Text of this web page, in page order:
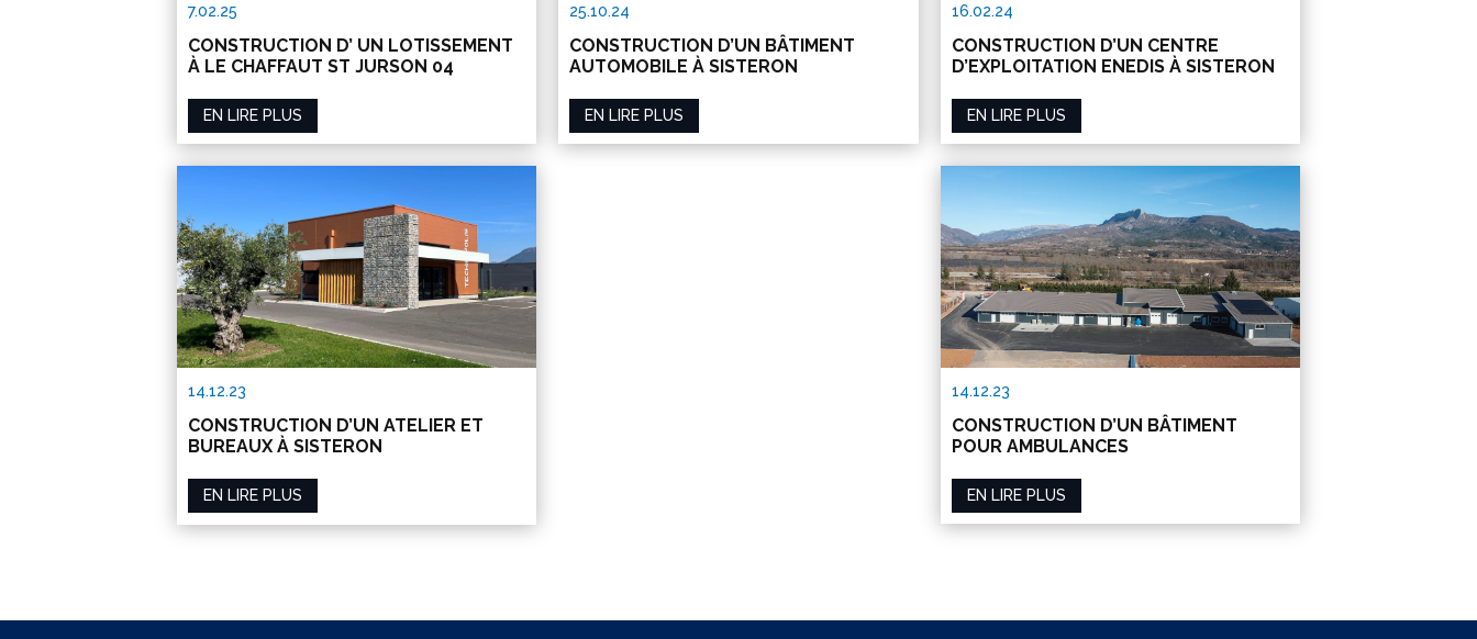
7.02.25
CONSTRUCTION D’ UN LOTISSEMENT
À LE CHAFFAUT ST JURSON 04
EN LIRE PLUS
25.10.24
CONSTRUCTION D’UN BÂTIMENT
AUTOMOBILE À SISTERON
EN LIRE PLUS
16.02.24
CONSTRUCTION D’UN CENTRE
D’EXPLOITATION ENEDIS À SISTERON
EN LIRE PLUS
14.12.23
CONSTRUCTION D’UN BÂTIMENT
POUR AMBULANCES
EN LIRE PLUS
14.12.23
CONSTRUCTION D’UN ATELIER ET
BUREAUX À SISTERON
EN LIRE PLUS